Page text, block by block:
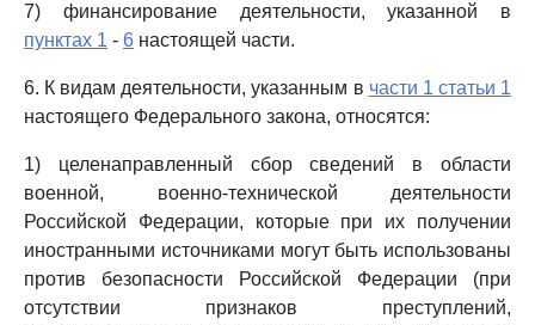
7) финансирование деятельности, указанной в
пунктах 1 - 6 настоящей части.
6. К видам деятельности, указанным в части 1 статьи 1
настоящего Федерального закона, относятся:
1) целенаправленный сбор сведений в области
военной, военно-технической деятельности
Российской Федерации, которые при их получении
иностранными источниками могут быть использованы
против безопасности Российской Федерации (при
отсутствии признаков преступлений,